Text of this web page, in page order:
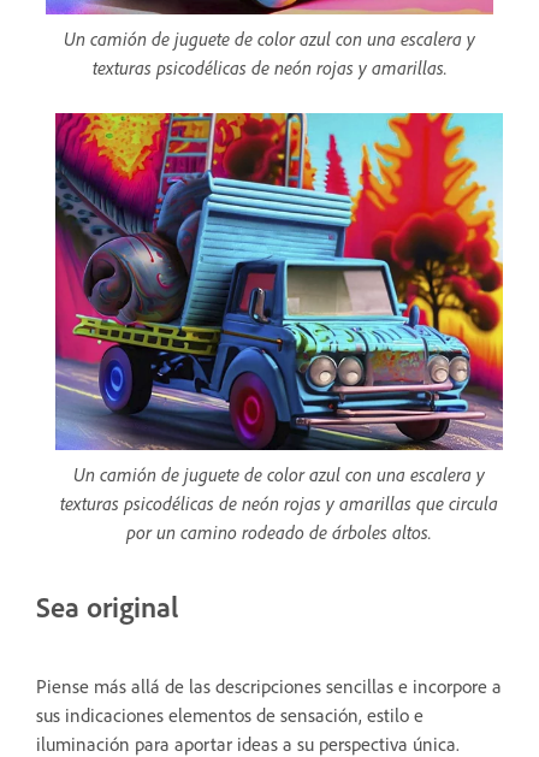
Un camión de juguete de color azul con una escalera y
texturas psicodélicas de neón rojas y amarillas.
Un camión de juguete de color azul con una escalera y
texturas psicodélicas de neón rojas y amarillas que circula
por un camino rodeado de árboles altos.
Sea original
Piense más allá de las descripciones sencillas e incorpore a
sus indicaciones elementos de sensación, estilo e
iluminación para aportar ideas a su perspectiva única.